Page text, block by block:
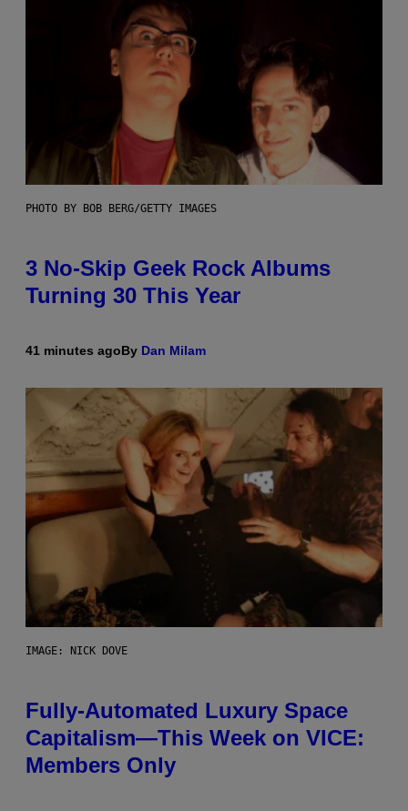
PHOTO BY BOB BERG/GETTY IMAGES
3 No-Skip Geek Rock Albums
Turning 30 This Year
41 minutes agoBy Dan Milam
IMAGE: NICK DOVE
Fully-Automated Luxury Space
Capitalism—This Week on VICE:
Members Only